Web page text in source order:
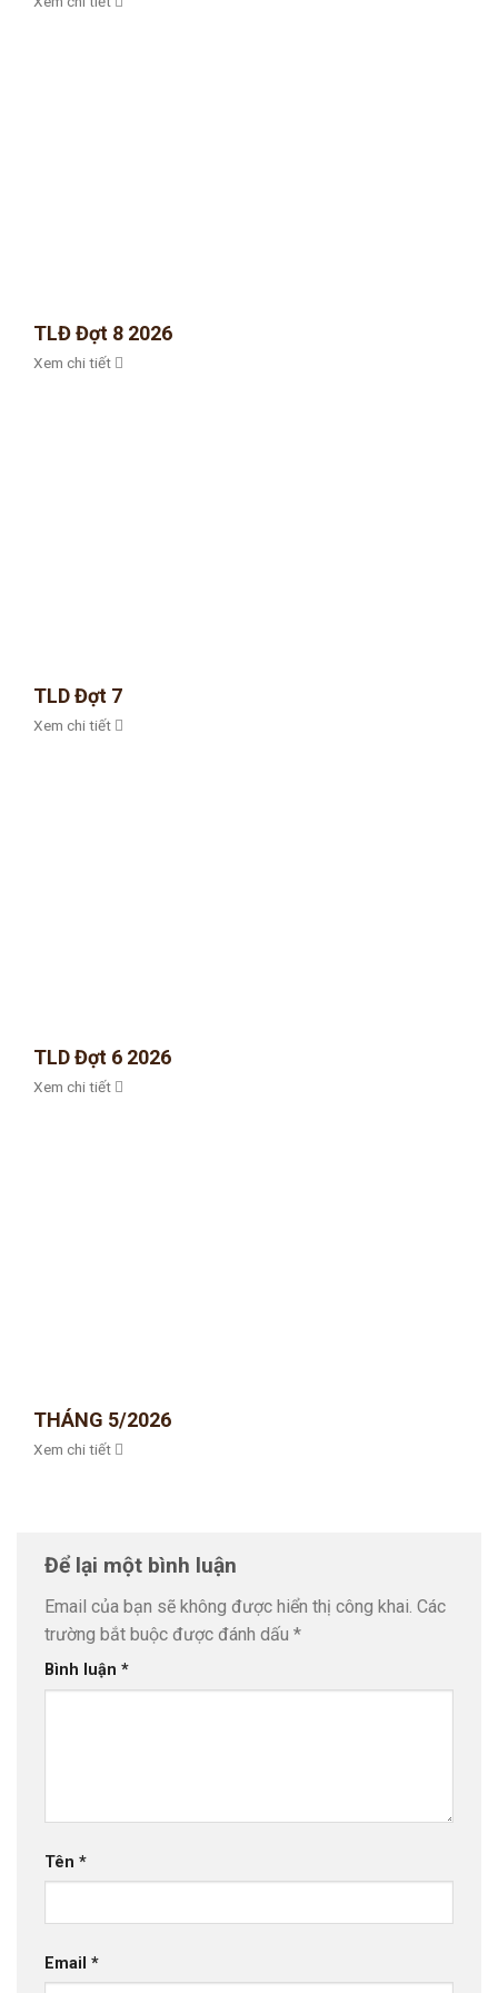
TLĐ Đợt 8 2026
Xem chi tiết
TLD Đợt 7
Xem chi tiết
TLD Đợt 6 2026
Xem chi tiết
THÁNG 5/2026
Xem chi tiết
Để lại một bình luận
Email của bạn sẽ không được hiển thị công khai. Các
trường bắt buộc được đánh dấu *
Bình luận *
Tên *
Email *